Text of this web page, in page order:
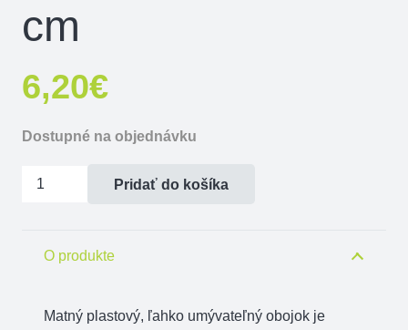
cm
6,20€
Dostupné na objednávku
množstvo
čierný
Pridať do košíka
O produkte
Matný plastový, ľahko umývateľný obojok je